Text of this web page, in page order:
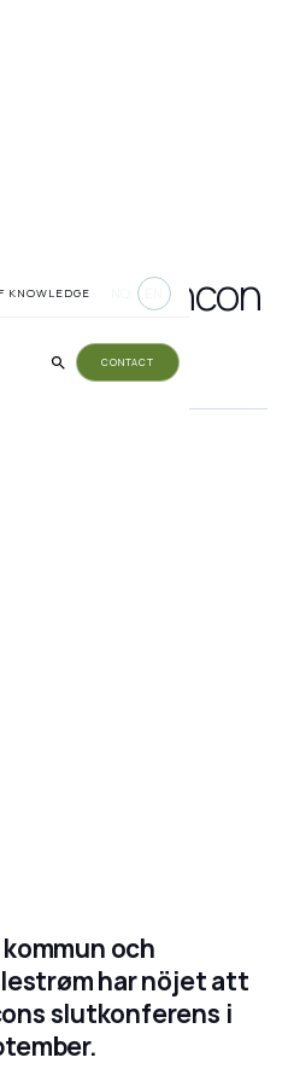
KNOWLEDGE
CONTACT
i Cleancon
kommun och
har nöjet att
slutkonferens i